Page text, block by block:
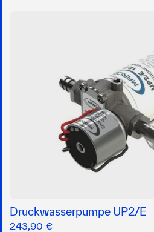
Druckwasserpumpe UP2/E
243,90 €